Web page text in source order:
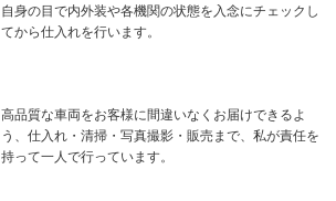
自身の目で内外装や各機関の状態を入念にチェックし
てから仕入れを行います。
高品質な車両をお客様に間違いなくお届けできるよ
う、仕入れ・清掃・写真撮影・販売まで、私が責任を
持って一人で行っています。